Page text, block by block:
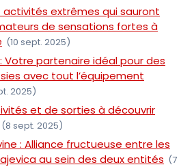
activités extrêmes qui sauront
de sensations fortes à
(10 sept. 2025)
Votre partenaire idéal pour des
avec tout l’équipement
2025)
et de sorties à découvrir
(8 sept. 2025)
: Alliance fructueuse entre les
au sein des deux entités (7